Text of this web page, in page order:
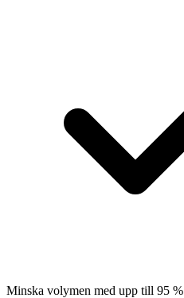
Minska volymen med upp till 95 %